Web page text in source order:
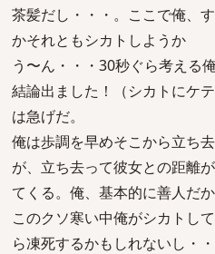
茶髪だし・・・。ここで俺、
かそれともシカトしようか
う〜ん・・・30秒ぐら考える俺
結論出ました！（シカトにケ
は急げだ。
俺は歩調を早めそこから立ち去
が、立ち去って彼女との距離
てくる。俺、基本的に善人だか
このクソ寒い中俺がシカトし
ら凍死するかもしれないし・・